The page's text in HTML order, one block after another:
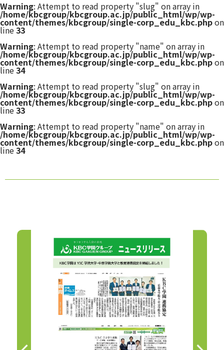
Warning: Attempt to read property "slug" on array in
/home/kbcgroup/kbcgroup.ac.jp/public_html/wp/wp-
content/themes/kbcgroup/single-corp_edu_kbc.phpon
line33
Warning: Attempt to read property "name" on array in
/home/kbcgroup/kbcgroup.ac.jp/public_html/wp/wp-
content/themes/kbcgroup/single-corp_edu_kbc.phpon
line34
Warning: Attempt to read property "slug" on array in
/home/kbcgroup/kbcgroup.ac.jp/public_html/wp/wp-
content/themes/kbcgroup/single-corp_edu_kbc.phpon
line33
Warning: Attempt to read property "name" on array in
/home/kbcgroup/kbcgroup.ac.jp/public_html/wp/wp-
content/themes/kbcgroup/single-corp_edu_kbc.phpon
line34